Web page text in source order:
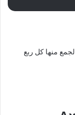
متابعة الجمع منها كل ربع